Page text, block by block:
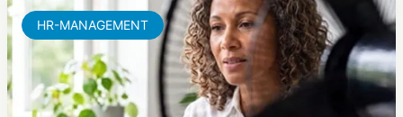
HR-MANAGEMENT